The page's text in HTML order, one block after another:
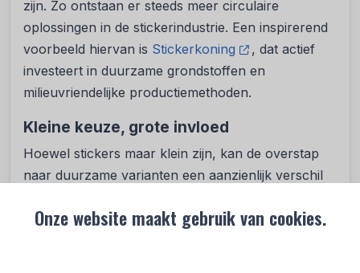
Onze website maakt gebruik van cookies.
zijn. Zo ontstaan er steeds meer circulaire
oplossingen in de stickerindustrie. Een inspirerend
voorbeeld hiervan is Stickerkoning
, dat actief
investeert in duurzame grondstoffen en
milieuvriendelijke productiemethoden.
Kleine keuze, grote invloed
Hoewel stickers maar klein zijn, kan de overstap
naar duurzame varianten een aanzienlijk verschil
productieprocessen en bewuster